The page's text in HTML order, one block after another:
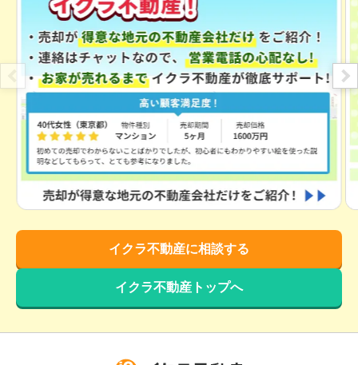
イクラ不動産に相談する
イクラ不動産トップへ